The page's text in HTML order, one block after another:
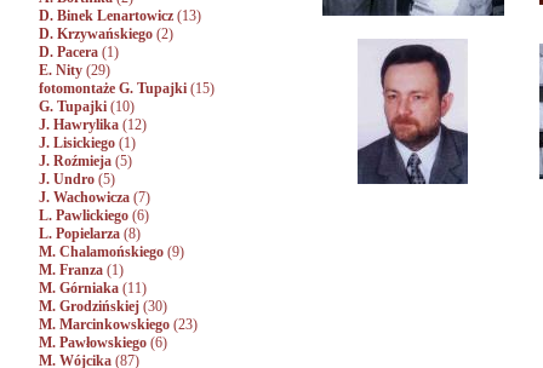
D. Binek Lenartowicz (13)
D. Krzywańskiego (2)
D. Pacera (1)
E. Nity (29)
fotomontaże G. Tupajki (15)
G. Tupajki (10)
J. Hawrylika (12)
J. Lisickiego (1)
J. Roźmieja (5)
J. Undro (5)
J. Wachowicza (7)
L. Pawlickiego (6)
L. Popielarza (8)
M. Chalamońskiego (9)
M. Franza (1)
M. Górniaka (11)
M. Grodzińskiej (30)
M. Marcinkowskiego (23)
M. Pawłowskiego (6)
M. Wójcika (87)